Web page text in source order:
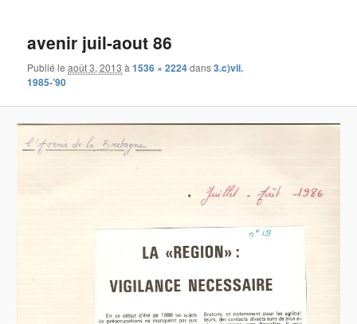
avenir juil-aout 86
Publié leaoût 3, 2013 à1536 × 2224dans3.c)vii.
1985-’90